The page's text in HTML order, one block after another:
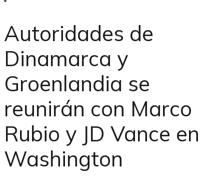
Autoridades de
Dinamarca y
Groenlandia se
reunirán con Marco
Rubio y JD Vance en
Washington